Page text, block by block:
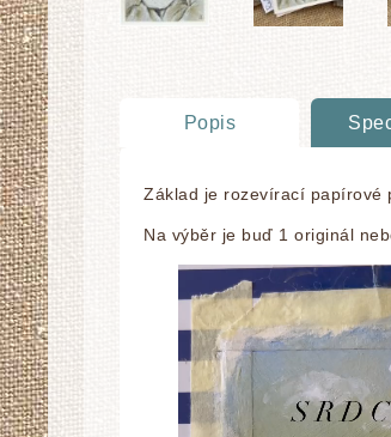
Popis
Základ je rozevírací papírové
Na výběr je buď 1 originál